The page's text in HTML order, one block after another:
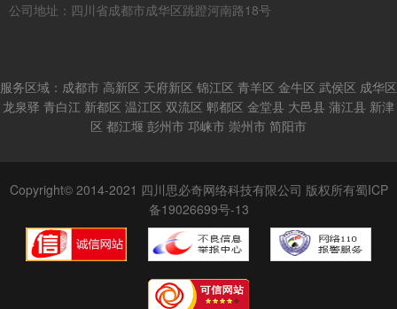
公司地址：四川省成都市成华区跳蹬河南路18号
服务区域：成都市 高新区 天府新区 锦江区 青羊区 金牛区 武侯区 成华区
龙泉驿 青白江 新都区 温江区 双流区 郫都区 金堂县 大邑县 蒲江县 新津
区 都江堰 彭州市 邛崃市 崇州市 简阳市
Copyright© 2014-2021 四川思必奇网络科技有限公司 版权所有蜀ICP
备19026699号-13